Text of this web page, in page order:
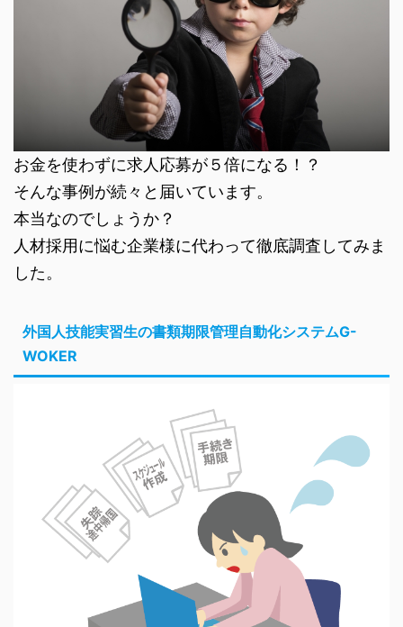
お金を使わずに求人応募が５倍になる！？
そんな事例が続々と届いています。
本当なのでしょうか？
人材採用に悩む企業様に代わって徹底調査してみま
した。
外国人技能実習生の書類期限管理自動化システムG-
WOKER